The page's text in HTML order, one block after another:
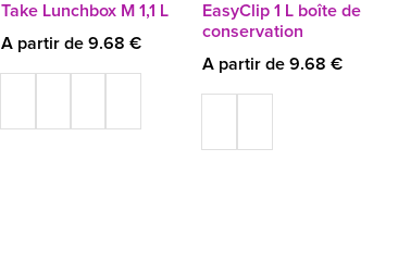
Take Lunchbox M 1,1 L
A partir de 9.68 €
EasyClip 1 L boîte de
conservation
A partir de 9.68 €